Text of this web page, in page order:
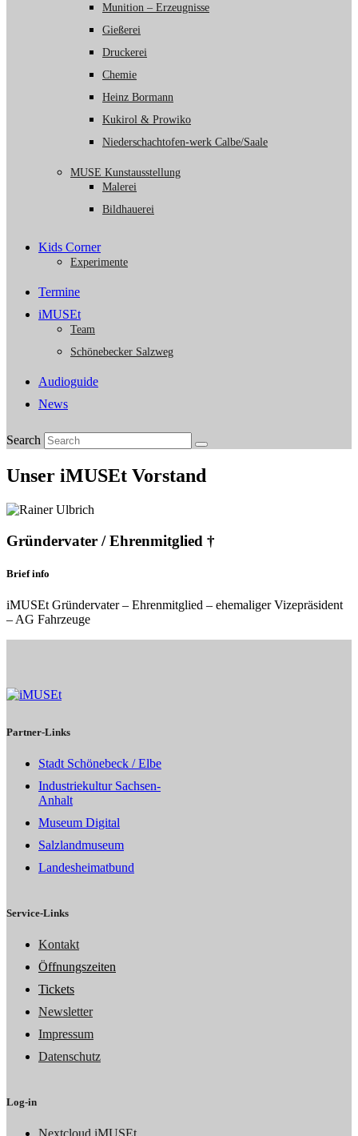
Munition – Erzeugnisse
Gießerei
Druckerei
Chemie
Heinz Bormann
Kukirol & Prowiko
Niederschachtofen-werk Calbe/Saale
MUSE Kunstausstellung
Malerei
Bildhauerei
Kids Corner
Experimente
Termine
iMUSEt
Team
Schönebecker Salzweg
Audioguide
News
Search
Unser iMUSEt Vorstand
Gründervater / Ehrenmitglied †
Brief info
iMUSEt Gründervater – Ehrenmitglied – ehemaliger Vizepräsident
– AG Fahrzeuge
Partner-Links
Stadt Schönebeck / Elbe
Industriekultur Sachsen-
Anhalt
Museum Digital
Salzlandmuseum
Landesheimatbund
Service-Links
Kontakt
Öffnungszeiten
Tickets
Newsletter
Impressum
Datenschutz
Log-in